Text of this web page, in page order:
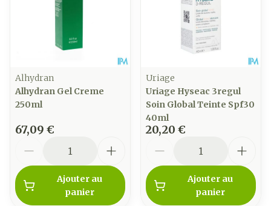
Alhydran
Alhydran Gel Creme
250ml
67,09 €
Ajouter au
panier
Uriage
Uriage Hyseac 3regul
Soin Global Teinte Spf30
40ml
20,20 €
Ajouter au
panier